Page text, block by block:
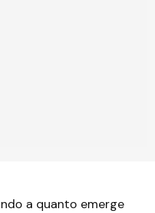
a quanto emerge